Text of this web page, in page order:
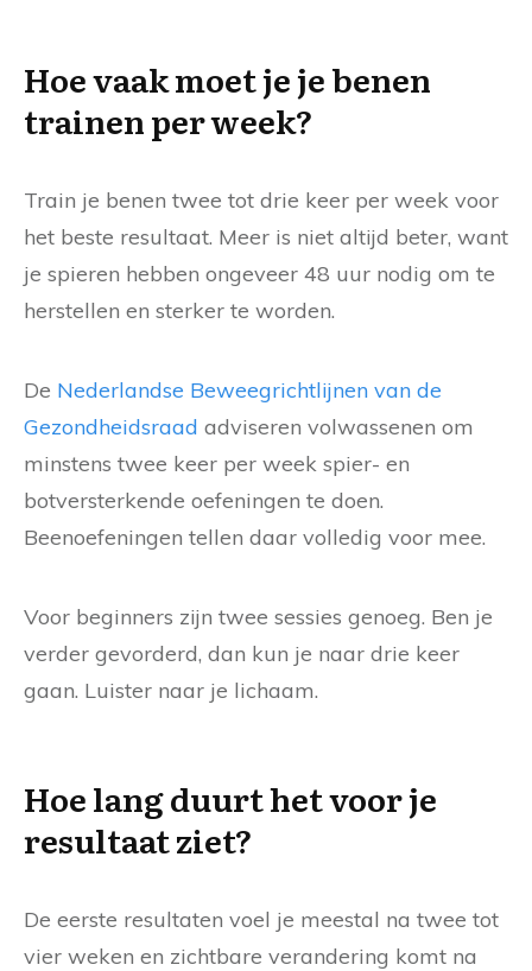
Hoe vaak moet je je benen
trainen per week?
Train je benen twee tot drie keer per week voor
het beste resultaat. Meer is niet altijd beter, want
je spieren hebben ongeveer 48 uur nodig om te
herstellen en sterker te worden.
De Nederlandse Beweegrichtlijnen van de
Gezondheidsraad adviseren volwassenen om
minstens twee keer per week spier- en
botversterkende oefeningen te doen.
Beenoefeningen tellen daar volledig voor mee.
Voor beginners zijn twee sessies genoeg. Ben je
verder gevorderd, dan kun je naar drie keer
gaan. Luister naar je lichaam.
Hoe lang duurt het voor je
resultaat ziet?
De eerste resultaten voel je meestal na twee tot
vier weken en zichtbare verandering komt na